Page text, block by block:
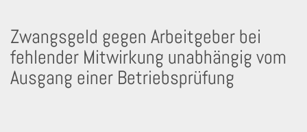
Zwangsgeld gegen Arbeitgeber bei
fehlender Mitwirkung unabhängig vom
Ausgang einer Betriebsprüfung